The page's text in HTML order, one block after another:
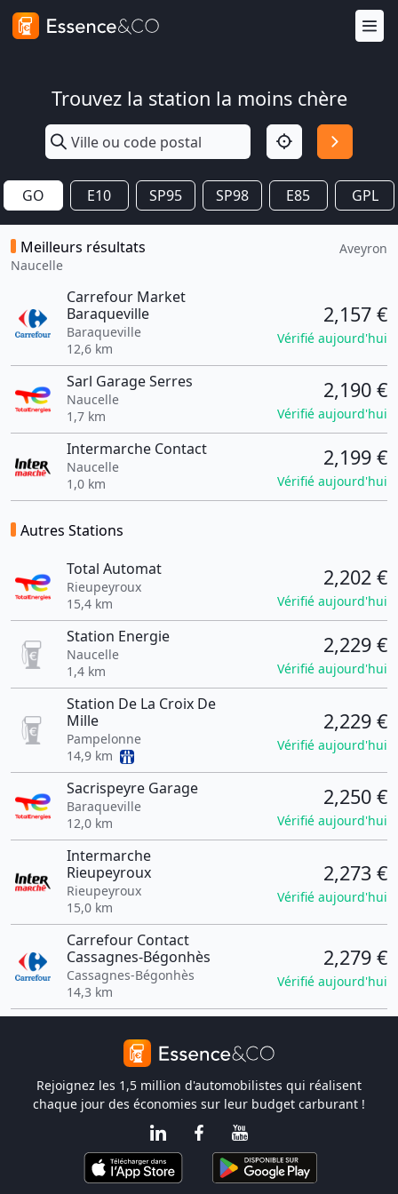
Trouvez la station la moins chère
GO E10 SP95 SP98 E85 GPL
Meilleurs résultats
Naucelle
Aveyron
Carrefour Market
Baraqueville
Baraqueville
12,6 km
2,157 €
Vérifié aujourd'hui
Sarl Garage Serres
Naucelle
1,7 km
2,190 €
Vérifié aujourd'hui
Intermarche Contact
Naucelle
1,0 km
2,199 €
Vérifié aujourd'hui
Autres Stations
Total Automat
Rieupeyroux
15,4 km
2,202 €
Vérifié aujourd'hui
Station Energie
Naucelle
1,4 km
2,229 €
Vérifié aujourd'hui
Station De La Croix De
Mille
Pampelonne
14,9 km
2,229 €
Vérifié aujourd'hui
Sacrispeyre Garage
Baraqueville
12,0 km
2,250 €
Vérifié aujourd'hui
Intermarche
Rieupeyroux
Rieupeyroux
15,0 km
2,273 €
Vérifié aujourd'hui
Carrefour Contact
Cassagnes-Bégonhès
Cassagnes-Bégonhès
14,3 km
2,279 €
Vérifié aujourd'hui
Rejoignez les 1,5 million d'automobilistes qui réalisent
chaque jour des économies sur leur budget carburant !